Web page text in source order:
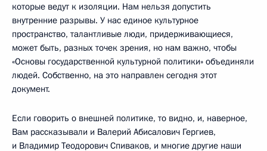
которые ведут к изоляции. Нам нельзя допустить
внутренние разрывы. У нас единое культурное
пространство, талантливые люди, придерживающиеся,
может быть, разных точек зрения, но нам важно, чтобы
«Основы государственной культурной политики» объединяли
людей. Собственно, на это направлен сегодня этот
документ.
Если говорить о внешней политике, то видно, и, наверное,
Вам рассказывали и Валерий Абисалович Гергиев,
и Владимир Теодорович Спиваков, и многие другие наши